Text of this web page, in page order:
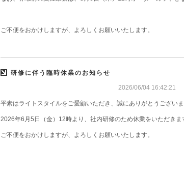
ご不便をおかけしますが、よろしくお願いいたします。
研修に伴う臨時休業のお知らせ
2026/06/04 16:42:21
平素はライトスタイルをご愛顧いただき、誠にありがとうございま
2026年6月5日（金）12時より、社内研修のため休業をいただきま
ご不便をおかけしますが、よろしくお願いいたします。